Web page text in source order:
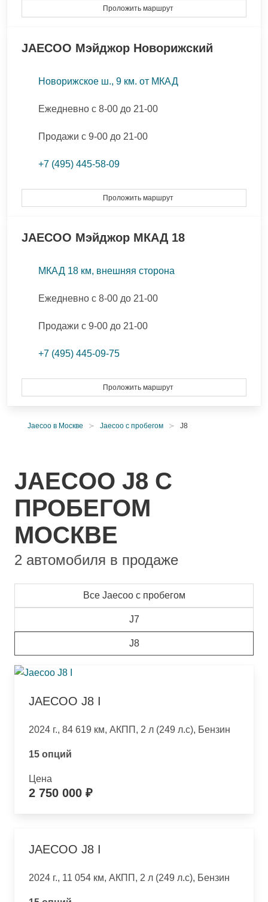
Проложить маршрут
JAECOO Мэйджор Новорижский
Новорижское ш., 9 км. от МКАД
Ежедневно с 8-00 до 21-00
Продажи с 9-00 до 21-00
+7 (495) 445-58-09
Проложить маршрут
JAECOO Мэйджор МКАД 18
МКАД 18 км, внешняя сторона
Ежедневно с 8-00 до 21-00
Продажи с 9-00 до 21-00
+7 (495) 445-09-75
Проложить маршрут
Jaecoo в Москве Jaecoo с пробегом J8
JAECOO J8 С
ПРОБЕГОМ
МОСКВЕ
2 автомобиля в продаже
Все Jaecoo с пробегом
J7
J8
JAECOO J8 I
2024 г., 84 619 км, АКПП, 2 л (249 л.с), Бензин
15 опций
Цена
2 750 000 ₽
JAECOO J8 I
2024 г., 11 054 км, АКПП, 2 л (249 л.с), Бензин